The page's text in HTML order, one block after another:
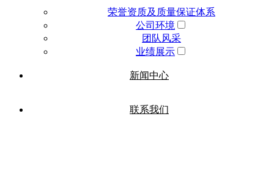
荣誉资质及质量保证体系
公司环境
团队风采
业绩展示
新闻中心
联系我们